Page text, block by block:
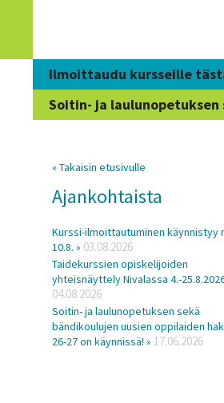
Ilmoittaudu kursseille
Soitin- ja laulunopetuksen
« Takaisin etusivulle
Ajankohtaista
Kurssi-ilmoittautuminen käynnistyy
10.8. » 03.08.2026
Taidekurssien opiskelijoiden
yhteisnäyttely Nivalassa 4.-
04.08.2026
Soitin- ja laulunopetuksen sekä
bändikoulujen uusien oppilaiden
26-27 on käynnissä! » 17.06.2026